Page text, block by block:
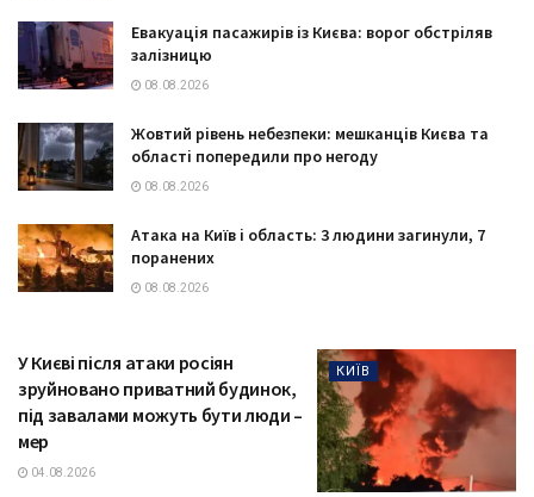
Евакуація пасажирів із Києва: ворог обстріляв
залізницю
08.08.2026
Жовтий рівень небезпеки: мешканців Києва та
області попередили про негоду
08.08.2026
Атака на Київ і область: 3 людини загинули, 7
поранених
08.08.2026
КИЇВ
У Києві після атаки росіян
зруйновано приватний будинок,
під завалами можуть бути люди –
мер
04.08.2026